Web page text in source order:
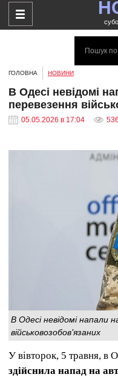
ГОЛОВНА НОВИНИ
В Одесі невідомі
перевезення
05.05.2026 в 17:04
В Одесі невідомі напали
військовозобов'язаних
У вівторок, 5 травня, в
здійснила напад на